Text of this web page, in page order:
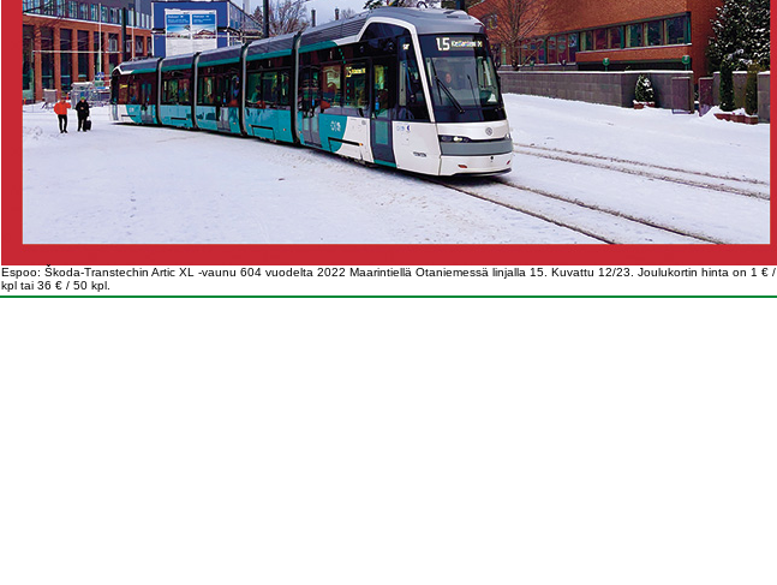
Espoo: Škoda-Transtechin Artic XL -vaunu 604 vuodelta 2022 Maarintiellä Otaniemessä linjalla 15. Kuvattu 12/23. Joulukortin hinta on 1 € /
kpl tai 36 € / 50 kpl.